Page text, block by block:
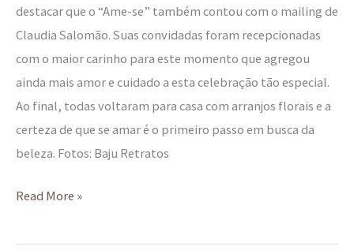
destacar que o “Ame-se” também contou com o mailing de
Claudia Salomão. Suas convidadas foram recepcionadas
com o maior carinho para este momento que agregou
ainda mais amor e cuidado a esta celebração tão especial.
Ao final, todas voltaram para casa com arranjos florais e a
certeza de que se amar é o primeiro passo em busca da
beleza. Fotos: Baju Retratos
Read More »